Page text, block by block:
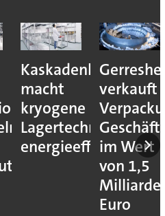
Kaskadenkonzept
macht
kryogene
Lagertechnik
energieeffizienter
verkauft
im Wert
von 1,5
Euro